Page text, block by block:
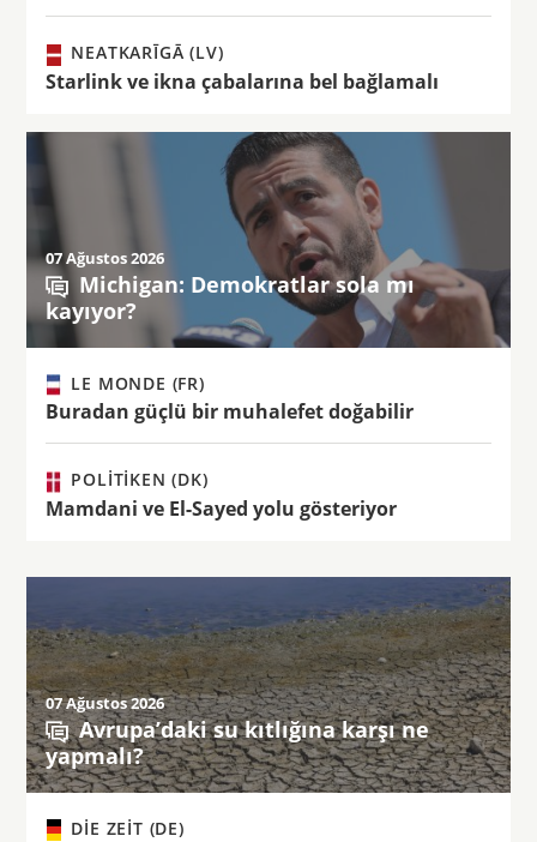
NEATKARĪGĀ (LV)
Starlink ve ikna çabalarına bel bağlamalı
07 Ağustos 2026
Michigan: Demokratlar sola mı
kayıyor?
LE MONDE (FR)
Buradan güçlü bir muhalefet doğabilir
POLITIKEN (DK)
Mamdani ve El-Sayed yolu gösteriyor
07 Ağustos 2026
Avrupa’daki su kıtlığına karşı ne
yapmalı?
DIE ZEIT (DE)